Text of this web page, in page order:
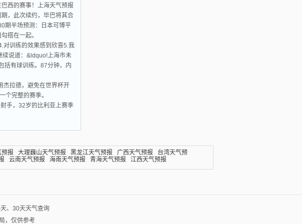
西的赛事！上海天气预报
，此次续约，毕巴将其合
期半场预测：日本可博平
搭在一起。
对训练的效果感到欣喜5.我
续说道：&ldquo!上海市未
括有球训练。87分钟，内
杰拉德，避免在世界杯开
个完整的赛季。
手，32岁的比利亚上赛季
报 大理巍山天气预报 黑龙江天气预报 广西天气预报
台湾天气预
云南天气预报 海南天气预报 青海天气预报 江西天气预报
、30天天气查询
，仅供参考